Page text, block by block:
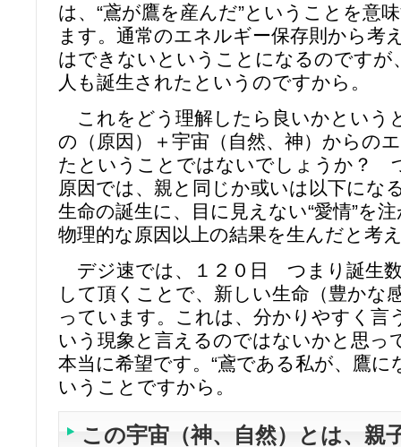
は、“鳶が鷹を産んだ”ということを意
ます。通常のエネルギー保存則から考
はできないということになるのですが
人も誕生されたというのですから。
これをどう理解したら良いかという
の（原因）＋宇宙（自然、神）からの
たということではないでしょうか？
原因では、親と同じか或いは以下にな
生命の誕生に、目に見えない“愛情”を
物理的な原因以上の結果を生んだと考
デジ速では、１２０日 つまり誕生
して頂くことで、新しい生命（豊かな
っています。これは、分かりやすく言
いう現象と言えるのではないかと思っ
本当に希望です。“鳶である私が、鷹に
いうことですから。
この宇宙（神、自然）とは、親